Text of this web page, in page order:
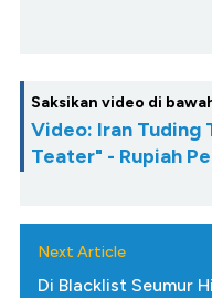
Saksikan video di
Video: Iran Tuding
Teater" - Rupiah
Next Article
Di Blacklist Seumur